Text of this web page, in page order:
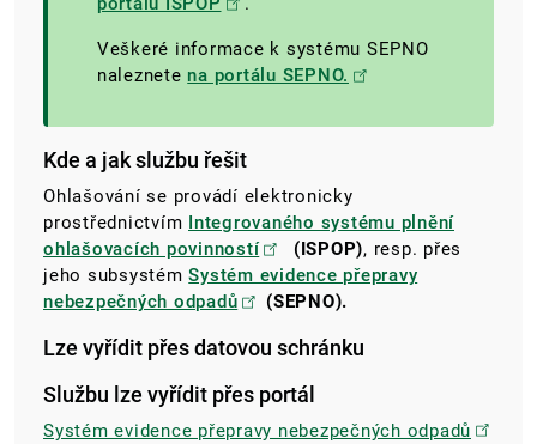
Veškeré informace k systému SEPNO
naleznete na portálu SEPNO.
Kde a jak službu řešit
Ohlašování se provádí elektronicky
prostřednictvím Integrovaného systému plnění
ohlašovacích povinností
(ISPOP), resp. přes
jeho subsystémSystém evidence přepravy
nebezpečných odpadů
(SEPNO).
Lze vyřídit přes datovou schránku
Službu lze vyřídit přes portál
Systém evidence přepravy nebezpečných odpadů